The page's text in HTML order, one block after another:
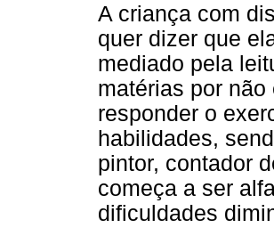
A criança com
quer dizer que
mediado pela
matérias por
responder o
habilidades,
pintor, contador
começa a ser
dificuldades